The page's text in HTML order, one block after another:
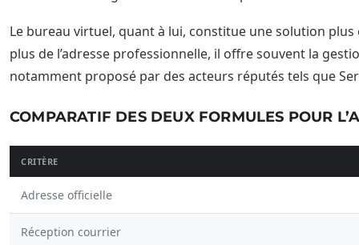
Le bureau virtuel, quant à lui, constitue une solution
plus de l’adresse professionnelle, il offre souvent la
notamment proposé par des acteurs réputés tels que
COMPARATIF DES DEUX FORMULES POUR
CRITÈRE
Adresse officielle
Réception courrier